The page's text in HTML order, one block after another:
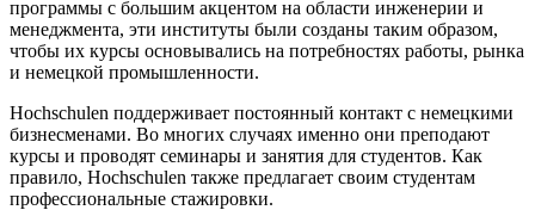
программы с большим акцентом на области инженерии и
менеджмента, эти институты были созданы таким образом,
чтобы их курсы основывались на потребностях работы, рынка
и немецкой промышленности.
Hochschulen поддерживает постоянный контакт с немецкими
бизнесменами. Во многих случаях именно они преподают
курсы и проводят семинары и занятия для студентов. Как
правило, Hochschulen также предлагает своим студентам
профессиональные стажировки.